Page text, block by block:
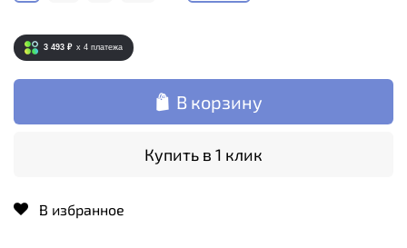
3 493 ₽ x 4 платежа
В корзину
Купить в 1 клик
В избранное